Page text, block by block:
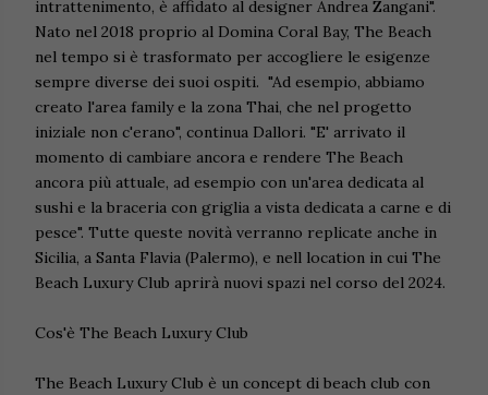
intrattenimento, è affidato al designer Andrea Zangani".
Nato nel 2018 proprio al Domina Coral Bay, The Beach
nel tempo si è trasformato per accogliere le esigenze
sempre diverse dei suoi ospiti. "Ad esempio, abbiamo
creato l'area family e la zona Thai, che nel progetto
iniziale non c'erano", continua Dallori. "E' arrivato il
momento di cambiare ancora e rendere The Beach
ancora più attuale, ad esempio con un'area dedicata al
sushi e la braceria con griglia a vista dedicata a carne e di
pesce". Tutte queste novità verranno replicate anche in
Sicilia, a Santa Flavia (Palermo), e nell location in cui The
Beach Luxury Club aprirà nuovi spazi nel corso del 2024.
Cos'è The Beach Luxury Club
The Beach Luxury Club è un concept di beach club con